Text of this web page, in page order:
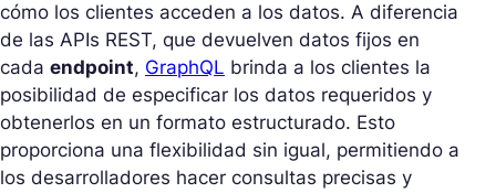
cómo los clientes acceden a los datos. A diferencia
de las APIs REST, que devuelven datos fijos en
cada endpoint, GraphQL brinda a los clientes la
posibilidad de especificar los datos requeridos y
obtenerlos en un formato estructurado. Esto
proporciona una flexibilidad sin igual, permitiendo a
los desarrolladores hacer consultas precisas y